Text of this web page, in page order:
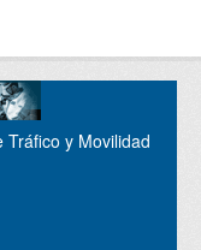
Tráfico y Movilidad